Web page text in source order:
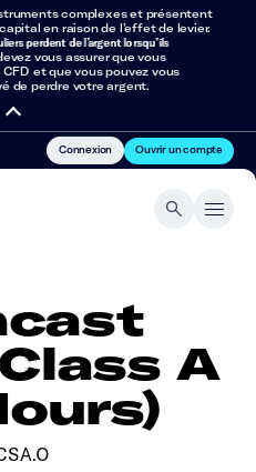
complexes et présentent
en raison de l’effet de levier.
perdent de l’argent lorsqu’ils
vous assurer que vous
et que vous pouvez vous
de perdre votre argent.
Connexion Ouvrir un compte
A